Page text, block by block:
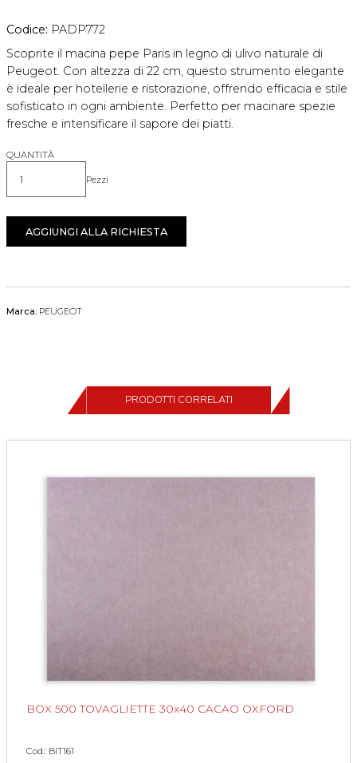
Codice: PADP772
Scoprite il macina pepe Paris in legno di ulivo naturale di
Peugeot. Con altezza di 22 cm, questo strumento elegante
è ideale per hotellerie e ristorazione, offrendo efficacia e stile
sofisticato in ogni ambiente. Perfetto per macinare spezie
fresche e intensificare il sapore dei piatti.
QUANTITÀ
Quantità Pezzi
AGGIUNGI ALLA RICHIESTA
Marca: PEUGEOT
PRODOTTI CORRELATI
BOX 500 TOVAGLIETTE 30x40 CACAO OXFORD
Cod.: BIT161